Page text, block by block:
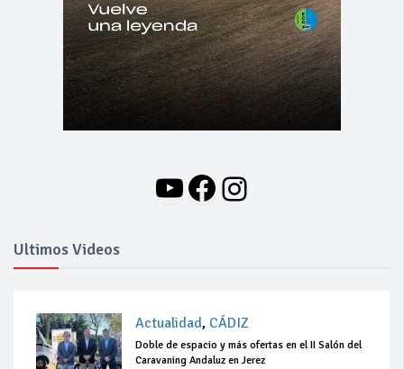
YouTube
Facebook
Instagram
Ultimos Videos
Actualidad, CÁDIZ
Doble de espacio y más ofertas en el II Salón del
Caravaning Andaluz en Jerez